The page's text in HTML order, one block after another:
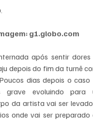
g1.globo.com
após sentir
depois do fim da turnê
dias depois o caso
grave evoluindo para
da artista vai ser
onde vai ser preparado